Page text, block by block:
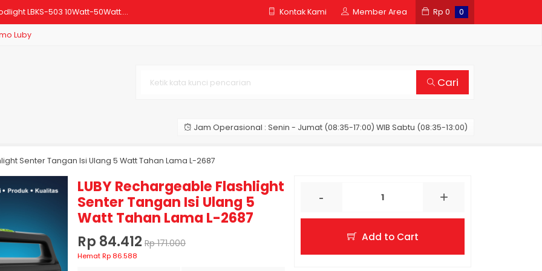
LBKS-503 10Watt-50Watt....
Bulb 6 Watt Cahaya Putih Dia....
darurat Luby tipe L-7772....
Mosquito Racket 2200V L....
T5 Tube 9 Watt Cahaya Putih ....
Bulb 38 Watt Cahaya Putih Ca....
Kontak Kami Member Area Rp 0 0
Luby
Cari
Jam Operasional : Senin - Jumat (08:35-17:00) WIB Sabtu (08:35-13:00)
Senter Tangan Isi Ulang 5 Watt Tahan Lama L-2687
LUBY Rechargeable Flashlight
Senter Tangan Isi Ulang 5
Watt Tahan Lama L-2687
Rp 84.412 Rp 171.000
Hemat Rp 86.588
- +
Add to Cart